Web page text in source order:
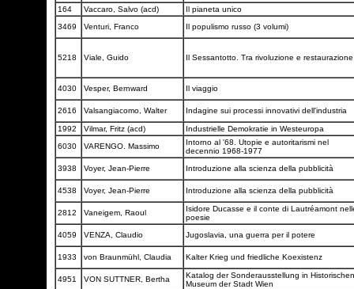
164 Vaccaro, Salvo (acd)
Il pianeta unico
3469
Venturi, Franco Il populismo russo (3 volumi)
5218 Viale, Guido Il Sessantotto. Tra rivoluzione e
4030 Vesper, Bernward Il viaggio
2616 Valsangiacomo, Walter Indagine sui processi innovativi dell'industria
1992 Vilmar, Fritz (acd)
Industrielle Demokratie in Westeuropa
6030
VARENGO. Massimo
Intorno al '68. Utopie e autoritarismi nel
decennio 1968-1977
3938
Voyer, Jean-Pierre Introduzione alla scienza della pubblicità
4538 Voyer, Jean-Pierre Introduzione alla scienza della pubblicità
2812 Vaneigem, Raoul
Isidore Ducasse e il conte di Lautréamont
poesie
4059
VENZA, Claudio Jugoslavia, una guerra per il potere
1933 von Braunmühl, Claudia Kalter Krieg und friedliche Koexistenz
4951 VON SUTTNER, Bertha
Katalog der Sonderausstellung in Historischen
Museum der Stadt Wien